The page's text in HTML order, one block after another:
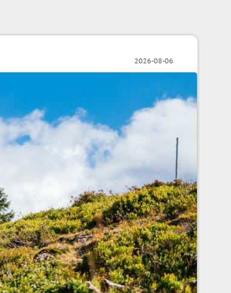
2026-08-06